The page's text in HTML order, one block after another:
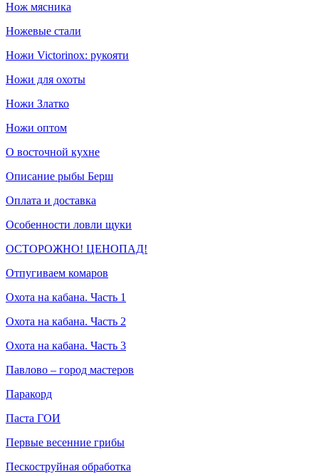
Нож мясника
Ножевые стали
Ножи Victorinox: рукояти
Ножи для охоты
Ножи Златко
Ножи оптом
О восточной кухне
Описание рыбы Берш
Оплата и доставка
Особенности ловли щуки
ОСТОРОЖНО! ЦЕНОПАД!
Отпугиваем комаров
Охота на кабана. Часть 1
Охота на кабана. Часть 2
Охота на кабана. Часть 3
Павлово – город мастеров
Паракорд
Паста ГОИ
Первые весенние грибы
Пескоструйная обработка